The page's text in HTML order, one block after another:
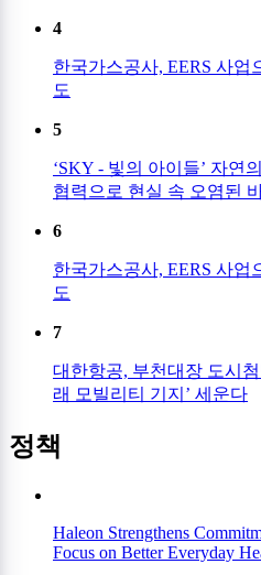
4
한국가스공사, EERS 사업
도
5
‘SKY - 빛의 아이들’ 자연
협력으로 현실 속 오염된
6
한국가스공사, EERS 사업
도
7
대한항공, 부천대장 도시첨
래 모빌리티 기지’ 세운다
정책
Haleon Strengthens
Focus on Better Everyday